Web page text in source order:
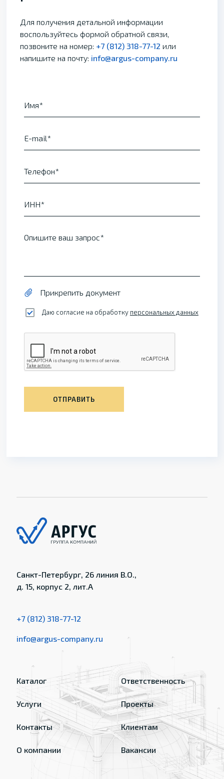
Для получения детальной информации
воспользуйтесь формой обратной связи,
позвоните на номер: +7 (812) 318-77-12 или
напишите на почту: info@argus-company.ru
Имя
E-mail
Телефон
ИНН
Опишите ваш запрос
Прикрепить документ
Даю согласие на обработку персональных данных
ОТПРАВИТЬ
Санкт-Петербург, 26 линия В.О.,
д. 15, корпус 2, лит.А
+7 (812) 318-77-12
info@argus-company.ru
Каталог
Услуги
Контакты
О компании
Ответственность
Проекты
Клиентам
Вакансии